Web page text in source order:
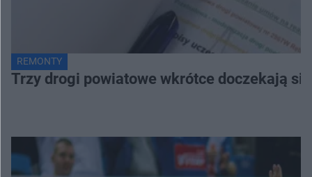
REMONTY
Trzy drogi powiatowe wkrótce doczekają